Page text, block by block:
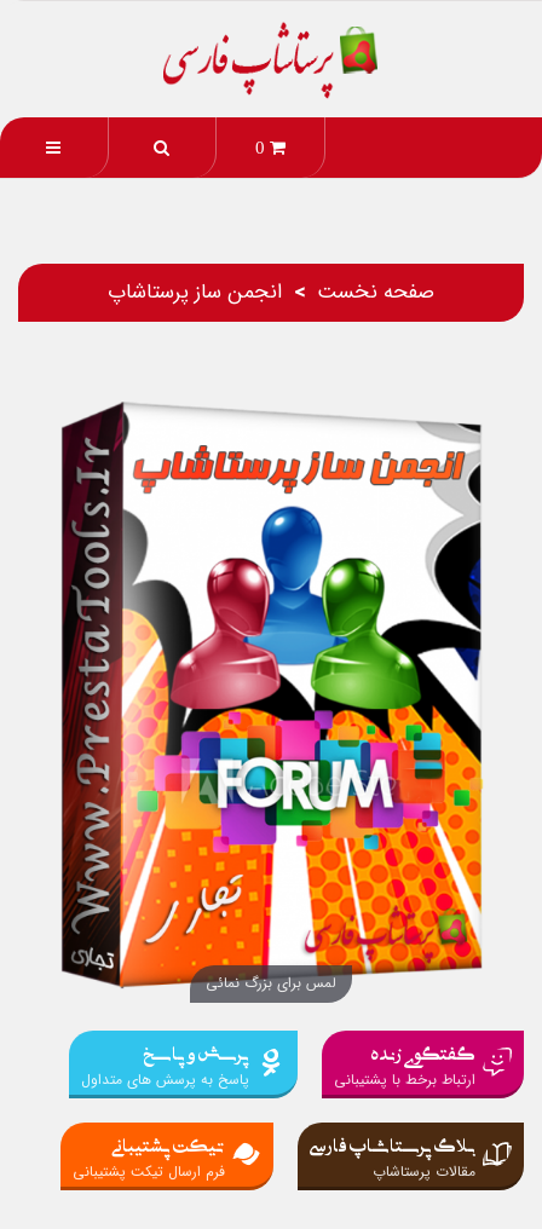
0
صفحه نخست انجمن ساز پرستاشاپ
لمس برای بزرگ نمائی
گفتگوی زنده
ارتباط برخط با پشتیبانی
پرسش و پاسخ
پاسخ به پرسش های متداول
بلاگ پرستاشاپ فارسی
مقالات پرستاشاپ
تیکت پشتیبانی
فرم ارسال تیکت پشتیبانی